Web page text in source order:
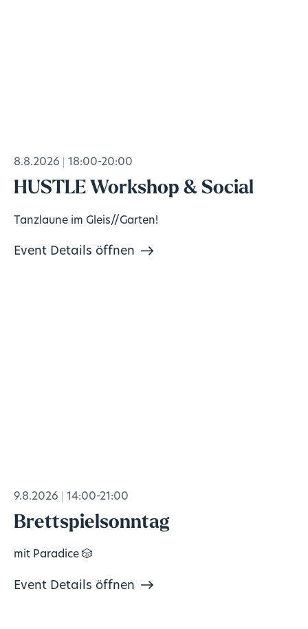
8.8.2026 18:00-20:00
HUSTLE Workshop & Social
Tanzlaune im Gleis//Garten!
Event Details öffnen
9.8.2026 14:00-21:00
Brettspielsonntag
mit Paradice 🎲
Event Details öffnen